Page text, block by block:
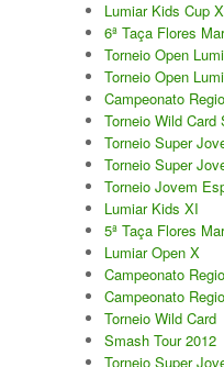
Masters do Torneio Escada
Lumiar Kids Cup XIII
Torneio Inauguração das
Torneio Extracarnes III
Torneio Extracarnes IV
Galeria 2013
Open S. Martinho
Open Aniversário
Torneio Raqueta por um Sorriso
Lumiar Kids Cup
6ª Taça Flores
Torneio Open
Torneio Open
Campeonato
Torneio Wild Card
Torneio Super
Torneio Super
Torneio Jovem
Lumiar Kids XI
5ª Taça Flores
Lumiar Open X
Campeonato
Campeonato
Torneio Wild Card
Smash Tour 2012
Torneio Super